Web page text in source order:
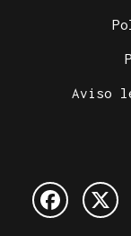
Aviso